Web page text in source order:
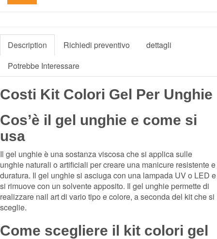
Description Richiedi preventivo
dettagli
Potrebbe Interessare
Costi Kit Colori Gel Per Unghie
Cos’è il gel unghie e come si
usa
Il gel unghie è una sostanza viscosa che si applica sulle
unghie naturali o artificiali per creare una manicure resistente e
duratura. Il gel unghie si asciuga con una lampada UV o LED e
si rimuove con un solvente apposito. Il gel unghie permette di
realizzare nail art di vario tipo e colore, a seconda del kit che si
sceglie.
Come scegliere il kit colori gel